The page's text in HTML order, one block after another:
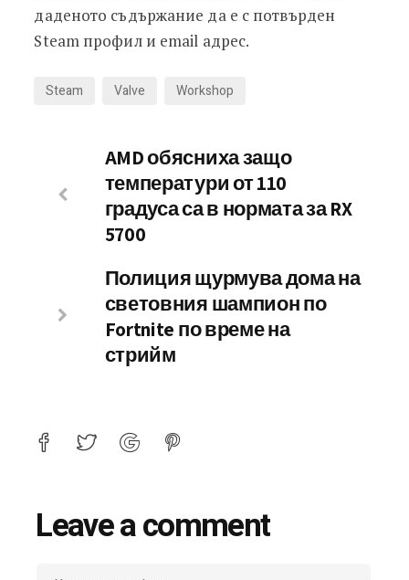
даденото съдържание да е с потвърден
Steam профил и email адрес.
Steam Valve Workshop
AMD обясниха защо
температури от 110
градуса са в нормата за RX
5700
Полиция щурмува дома на
световния шампион по
Fortnite по време на
стрийм
Leave a comment